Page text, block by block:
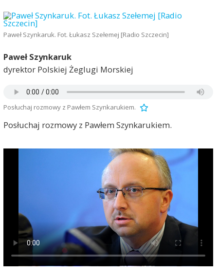
Paweł Szynkaruk. Fot. Łukasz Szełemej [Radio Szczecin]
Paweł Szynkaruk
dyrektor Polskiej Żeglugi Morskiej
Posłuchaj rozmowy z Pawłem Szynkarukiem.
Posłuchaj rozmowy z Pawłem Szynkarukiem.